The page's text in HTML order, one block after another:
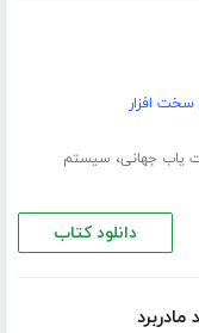
افزار
یاب جهانی، سیستم
دانلود کتاب